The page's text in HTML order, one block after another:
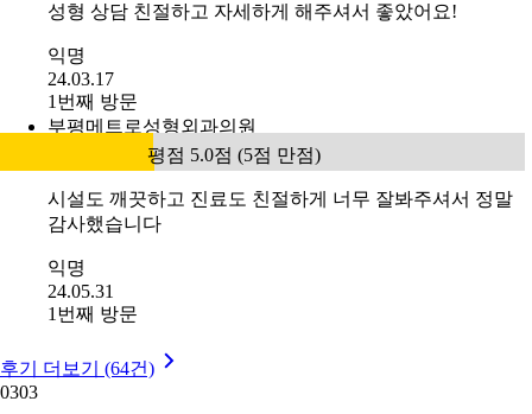
성형 상담 친절하고 자세하게 해주셔서 좋았어요!
익명
24.03.17
1번째 방문
부평메트로성형외과의원
평점 5.0점 (5점 만점)
시설도 깨끗하고 진료도 친절하게 너무 잘봐주셔서 정말
감사했습니다
익명
24.05.31
1번째 방문
후기 더보기 (64건)
0303